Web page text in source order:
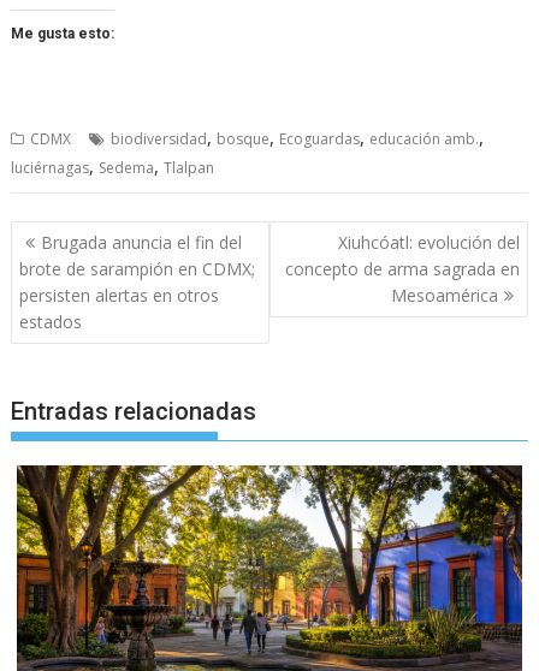
Me gusta esto:
CDMX biodiversidad, bosque, Ecoguardas, educación amb.,
luciérnagas, Sedema,Tlalpan
Navegación
de
entradas
Brugada anuncia el fin del
brote de sarampión en CDMX;
persisten alertas en otros
estados
Xiuhcóatl: evolución del
concepto de arma sagrada en
Mesoamérica
Entradas relacionadas